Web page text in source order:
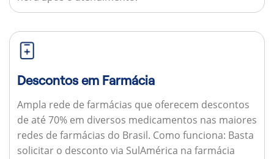
Descontos em Farmácia
Ampla rede de farmácias que oferecem descontos
de até 70% em diversos medicamentos nas maiores
redes de farmácias do Brasil. Como funciona: Basta
solicitar o desconto via SulAmérica na farmácia